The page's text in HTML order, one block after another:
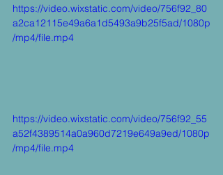
https://video.wixstatic.com/video/756f92_80
a2ca12115e49a6a1d5493a9b25f5ad/1080p
/mp4/file.mp4
https://video.wixstatic.com/video/756f92_55
a52f4389514a0a960d7219e649a9ed/1080p
/mp4/file.mp4